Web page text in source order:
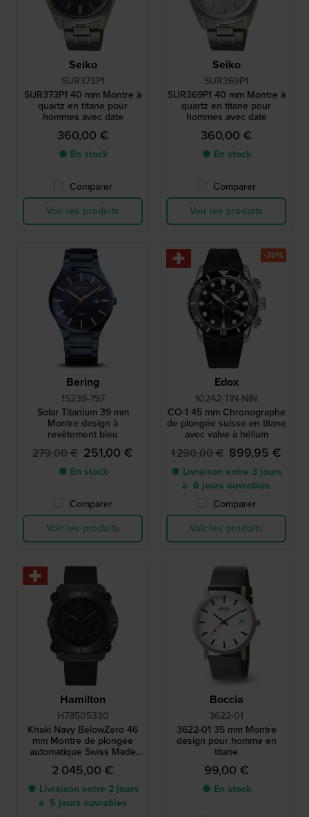
Seiko
SUR373P1
SUR373P1 40 mm Montre à
quartz en titane pour
hommes avec date
360,00 €
● En stock
Comparer
Voir les produits
Seiko
SUR369P1
SUR369P1 40 mm Montre à
quartz en titane pour
hommes avec date
360,00 €
● En stock
Comparer
Voir les produits
Bering
15239-797
Solar Titanium 39 mm
Montre design à
revêtement bleu
279,00 € 251,00 €
● En stock
Comparer
Voir les produits
Edox
10242-TIN-NIN
CO-1 45 mm Chronographe
de plongée suisse en titane
avec valve à hélium
1 290,00 € 899,95 €
● Livraison entre 3 jours
à 6 jours ouvrables
Comparer
Voir les produits
-30%
Hamilton
H78505330
Khaki Navy BelowZero 46
mm Montre de plongée
automatique Swiss Made
avec valve à hélium - Portée
dans le film Tenet
2 045,00 €
● Livraison entre 2 jours
à 5 jours ouvrables
Boccia
3622-01
3622-01 35 mm Montre
design pour homme en
titane
99,00 €
● En stock